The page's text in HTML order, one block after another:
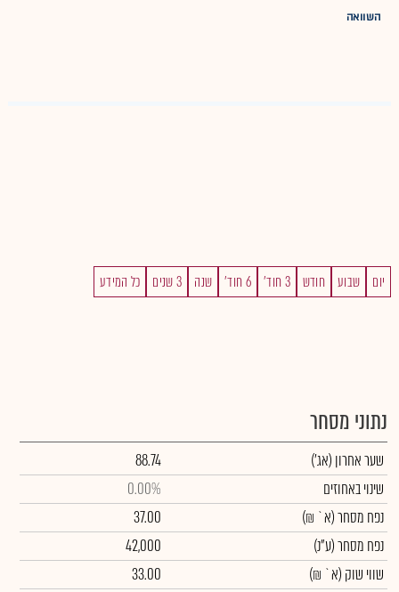
השוואה
יום שבוע חודש 3 חוד' 6 חוד' שנה 3 שנים כל המידע
נתוני מסחר
שער אחרון (אג')
88.74
שינוי באחוזים
0.00%
נפח מסחר(א` ₪)
37.00
נפח מסחר(ע"נ)
42,000
שווי שוק (א` ₪)
33.00